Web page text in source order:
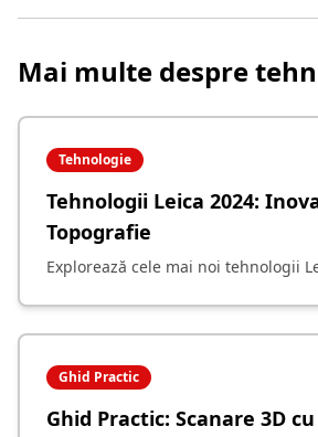
Mai multe despre
Tehnologie
Tehnologii Leica 2024:
Topografie
Explorează cele mai noi tehnologii
Ghid Practic
Ghid Practic: Scanare 3D cu